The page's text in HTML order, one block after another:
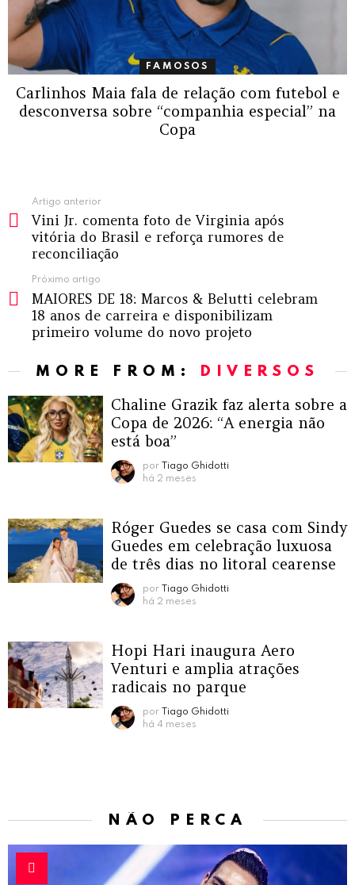
FAMOSOS
Carlinhos Maia fala de relação com futebol e
desconversa sobre “companhia especial” na
Copa
mais
Artigo anterior
Vini Jr. comenta foto de Virginia após
vitória do Brasil e reforça rumores de
reconciliação
Próximo artigo
MAIORES DE 18: Marcos & Belutti celebram
18 anos de carreira e disponibilizam
primeiro volume do novo projeto
MORE FROM: DIVERSOS
Chaline Grazik faz alerta sobre a
Copa de 2026: “A energia não
está boa”
por
Tiago Ghidotti
há 2 meses
Róger Guedes se casa com Sindy
Guedes em celebração luxuosa
de três dias no litoral cearense
por
Tiago Ghidotti
há 2 meses
Hopi Hari inaugura Aero
Venturi e amplia atrações
radicais no parque
por
Tiago Ghidotti
há 4 meses
NÃO PERCA